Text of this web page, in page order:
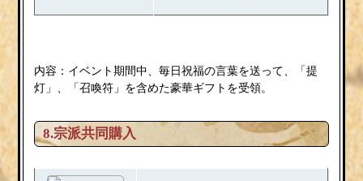
内容：イベント期間中、毎日祝福の言葉を送って、「提
灯」、「召喚符」を含めた豪華ギフトを受領。
8.宗派共同購入